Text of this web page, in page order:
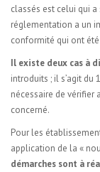
classés est celui qui
réglementation a un
conformité qui ont
Il existe deux cas à
introduits ; il s’agit du
nécessaire de vérifier
concerné.
Pour les
application de la «
démarches sont à